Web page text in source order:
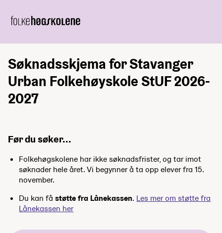
Søknadsskjema for Stavanger
Urban Folkehøyskole StUF 2026-
2027
Før du søker...
Folkehøgskolene har ikke søknadsfrister, og tar imot
søknader hele året. Vi begynner å ta opp elever fra 15.
november.
Du kan fåstøtte fra Lånekassen. Les mer om støtte fra
Lånekassen her